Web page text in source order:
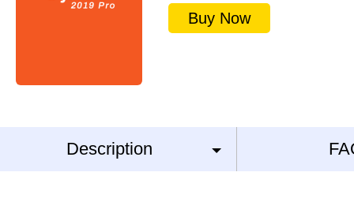
Buy Now
Description